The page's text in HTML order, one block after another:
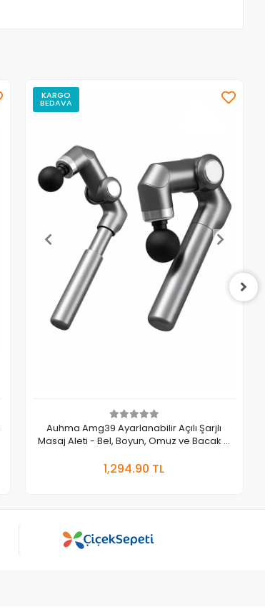
KARGO
BEDAVA
Auhma Amg39 Ayarlanabilir Açılı Şarjlı
Masaj Aleti - Bel, Boyun, Omuz ve Bacak 4
1,294.90 TL